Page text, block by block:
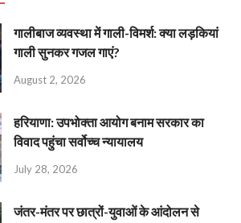
गालीबाज व्‍यवस्‍था में गाली-विमर्श: क्या लड़कियां
गाली सुनकर गजल गाएं?
August 2, 2026
हरियाणा: उपभोक्ता आयोग बनाम सरकार का
विवाद पहुंचा सर्वोच्च न्यायालय
July 28, 2026
जंतर-मंतर पर छात्रों-युवाओं के आंदोलन से